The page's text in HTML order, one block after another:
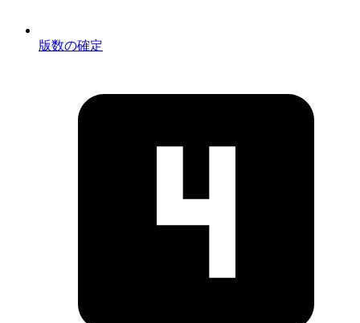
版数の確定